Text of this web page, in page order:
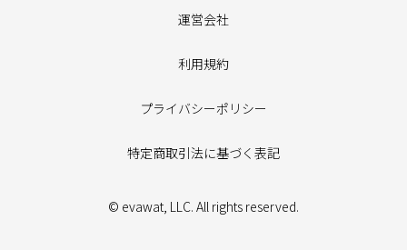
運営会社
利用規約
プライバシーポリシー
特定商取引法に基づく表記
© evawat, LLC. All rights reserved.